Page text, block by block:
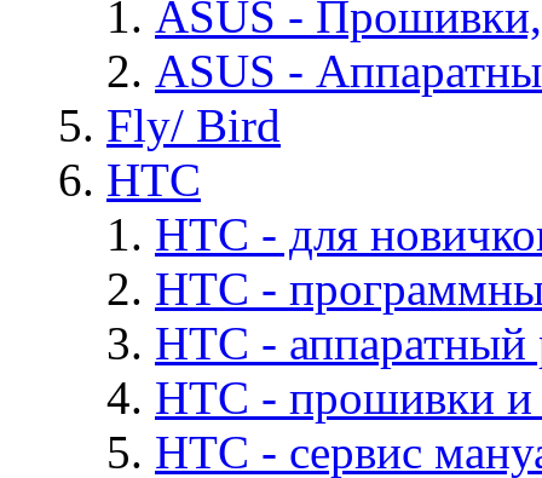
ASUS -
ASUS -
Fly/ Bird
HTC
HTC - для
HTC -
HTC - аппаратный
HTC - прошивки
HTC - cервис